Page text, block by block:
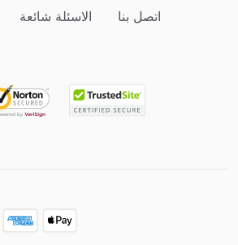
الاسئلة شائعة
اتصل بنا